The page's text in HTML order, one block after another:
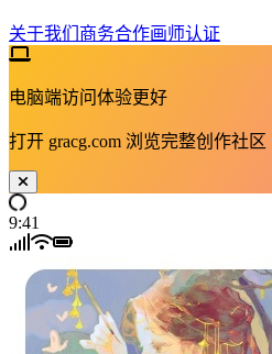
关于我们 商务合作画师认证
电脑端访问体验更好
打开 gracg.com 浏览完整创作社区
9:41